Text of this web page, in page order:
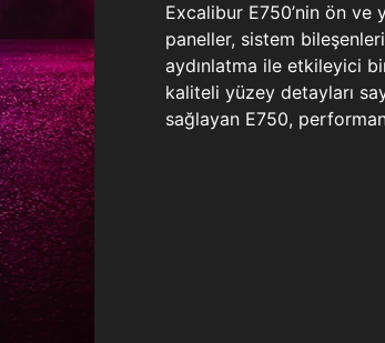
Excalibur E750’nin ön ve
paneller, sistem
aydınlatma ile etkileyici
kaliteli yüzey detayları
sağlayan E750,